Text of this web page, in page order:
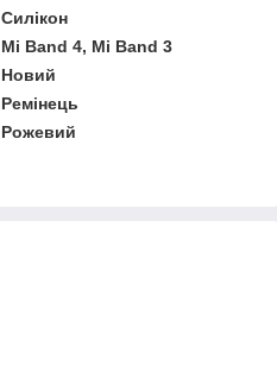
Силікон
Mi Band 4, Mi Band 3
Новий
Ремінець
Рожевий